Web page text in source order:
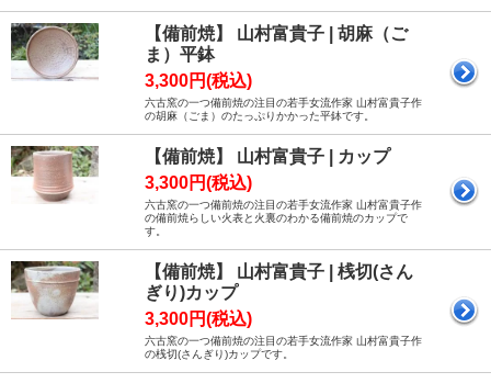
【備前焼】 山村富貴子 | 胡麻（ご
ま）平鉢
3,300円(税込)
六古窯の一つ備前焼の注目の若手女流作家 山村富貴子作
の胡麻（ごま）のたっぷりかかった平鉢です。
【備前焼】 山村富貴子 | カップ
3,300円(税込)
六古窯の一つ備前焼の注目の若手女流作家 山村富貴子作
の備前焼らしい火表と火裏のわかる備前焼のカップで
す。
【備前焼】 山村富貴子 | 桟切(さん
ぎり)カップ
3,300円(税込)
六古窯の一つ備前焼の注目の若手女流作家 山村富貴子作
の桟切(さんぎり)カップです。